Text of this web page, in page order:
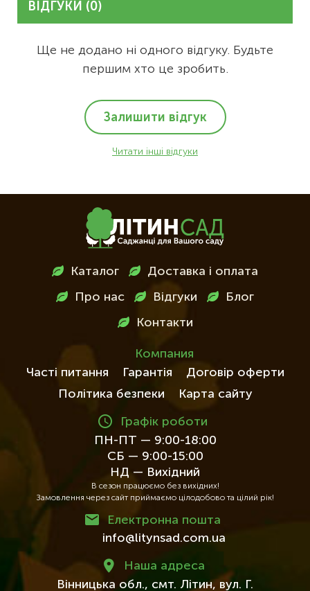
ВІДГУКИ (0)
Ще не додано ні одного відгуку. Будьте
першим хто це зробить.
Залишити відгук
Читати інші відгуки
Каталог Доставка і оплата
Про нас Відгуки Блог
Контакти
Компания
Часті питання
Гарантія
Договір оферти
Політика безпеки
Карта сайту
Графік роботи
ПН-ПТ — 9:00-18:00
СБ — 9:00-15:00
НД — Вихідний
В сезон працюємо без вихідних!
Замовлення через сайт приймаємо цілодобово та цілий рік!
Електронна пошта
info@litynsad.com.ua
Наша адреса
Вінницька обл., смт. Літин, вул. Г.